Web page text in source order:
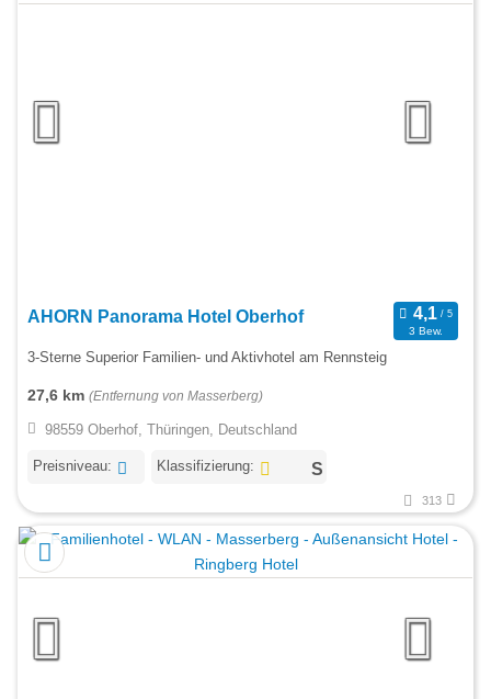
AHORN Panorama Hotel Oberhof
3 Bew.
3-Sterne Superior Familien- und Aktivhotel am Rennsteig
27,6 km (Entfernung von Masserberg)
98559 Oberhof, Thüringen, Deutschland
Preisniveau: Klassifizierung:
313